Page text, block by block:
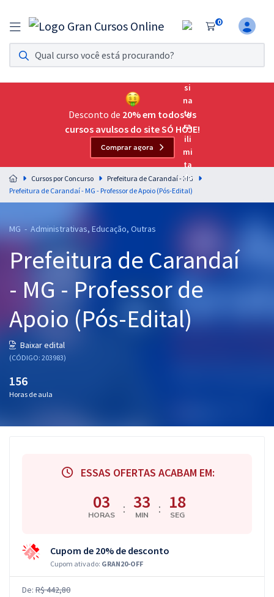
0
Assinatura Ilimitada 11
Acesso a todos os cursos. Teste grátis por 7 dias!
Assinatura OAB Até Passar
Acesso ilimitado a toda preparação para o Exame da
Residências Multiprofissionais
Preparação completa e intensiva para as principais
residências em saúde do Brasil
Cursos 20% OFF
Graduação
OAB
Conteúdo gratuito
Desconto de 20% em todos os
cursos avulsos do site SÓ HOJE!
Comprar agora
Cursos por Concurso
Prefeitura de Carandaí - MG
Prefeitura de Carandaí - MG - Professor de Apoio (Pós-Edital)
MG - Administrativas, Educação, Outras
Prefeitura de Carandaí
- MG - Professor de
Apoio (Pós-Edital)
Baixar edital
(CÓDIGO: 203983)
156
Horas de aula
ESSAS OFERTAS ACABAM EM:
03
HORAS : 33
MIN : 18
SEG
Cupom de 20% de desconto
Cupom ativado: GRAN20-OFF
De: R$ 442,80